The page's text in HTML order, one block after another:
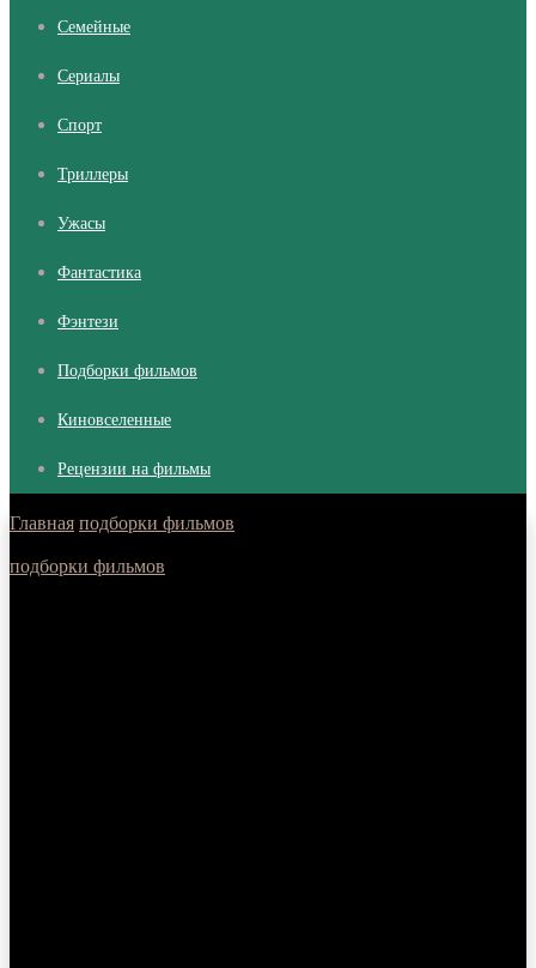
Семейные
Сериалы
Cпорт
Триллеры
Ужасы
Фантастика
Фэнтези
Подборки фильмов
Киновселенные
Рецензии на фильмы
Главная подборки фильмов
подборки фильмов